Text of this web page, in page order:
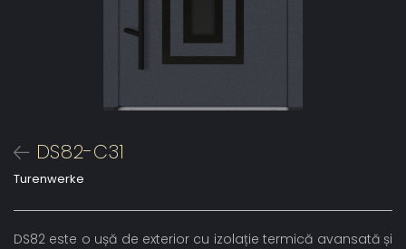
DS82-C31
Turenwerke
DS82 este o ușă de exterior cu izolație termică avansată și